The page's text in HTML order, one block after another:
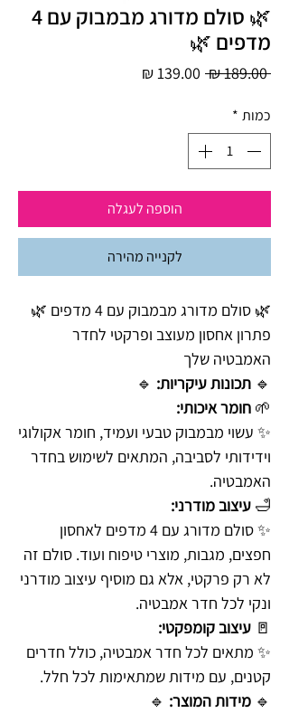
🌿 סולם מדורג מבמבוק עם 4
מדפים 🌿
‏189.00 ‏₪
מחיר
כמות *
הוספה לעגלה
לקנייה מהירה
🌿 סולם מדורג מבמבוק עם 4 מדפים 🌿
פתרון אחסון מעוצב ופרקטי לחדר
האמבטיה שלך
🔹 תכונות עיקריות: 🔹
🌱 חומר איכותי:
✨ עשוי מבמבוק טבעי ועמיד, חומר אקולוגי
וידידותי לסביבה, המתאים לשימוש בחדר
האמבטיה.
🛁 עיצוב מודרני:
✨ סולם מדורג עם 4 מדפים לאחסון
חפצים, מגבות, מוצרי טיפוח ועוד. סולם זה
לא רק פרקטי, אלא גם מוסיף עיצוב מודרני
ונקי לכל חדר אמבטיה.
🚪 עיצוב קומפקטי:
✨ מתאים לכל חדר אמבטיה, כולל חדרים
קטנים, עם מידות שמתאימות לכל חלל.
🔹 מידות המוצר: 🔹